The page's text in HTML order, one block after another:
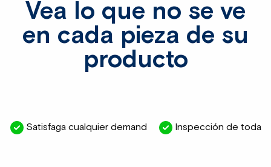
Vea lo que no se ve
en cada pieza de su
producto
Satisfaga cualquier demand Inspección de toda